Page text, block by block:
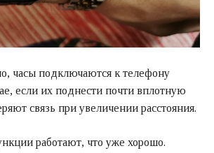
часы подключаются к телефону
если их поднести почти вплотную
связь при увеличении расстояния.
работают, что уже хорошо.